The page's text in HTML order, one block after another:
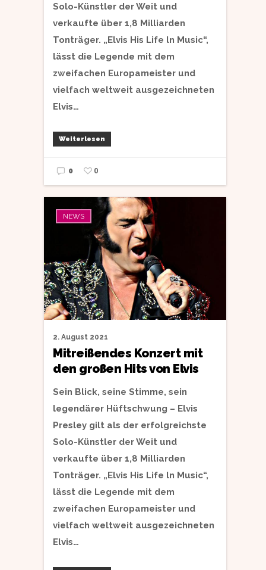
Solo-Künstler der Weit und
verkaufte über 1,8 Milliarden
Tonträger. „Elvis His Life ln Music“,
lässt die Legende mit dem
zweifachen Europameister und
vielfach weltweit ausgezeichneten
Elvis…
Weiterlesen
0 0
NEWS
2. August 2021
Mitreißendes Konzert mit
den großen Hits von Elvis
Sein Blick, seine Stimme, sein
legendärer Hüftschwung – Elvis
Presley gilt als der erfolgreichste
Solo-Künstler der Weit und
verkaufte über 1,8 Milliarden
Tonträger. „Elvis His Life ln Music“,
lässt die Legende mit dem
zweifachen Europameister und
vielfach weltweit ausgezeichneten
Elvis…